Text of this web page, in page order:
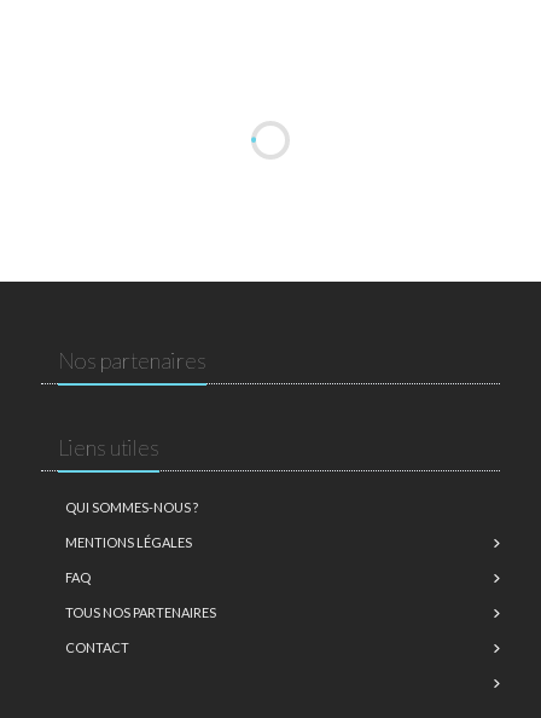
Nos partenaires
Liens utiles
QUI SOMMES-NOUS ?
MENTIONS LÉGALES
FAQ
TOUS NOS PARTENAIRES
CONTACT